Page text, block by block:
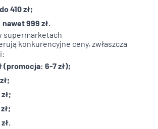
410 zł;
999 zł.
supermarketach
konkurencyjne ceny, zwłaszcza
(promocja: 6-7 zł);